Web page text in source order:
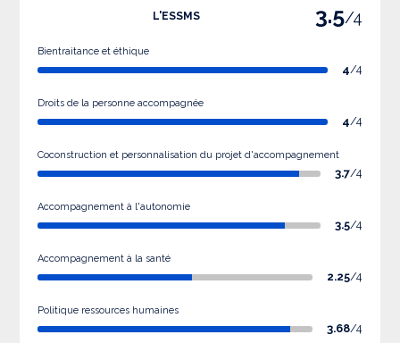
L'ESSMS 3.5/4
Bientraitance et éthique
4/4
Droits de la personne accompagnée
4/4
Coconstruction et personnalisation du projet d'accompagnement
3.7/4
Accompagnement à l'autonomie
3.5/4
Accompagnement à la santé
2.25/4
Politique ressources humaines
3.68/4